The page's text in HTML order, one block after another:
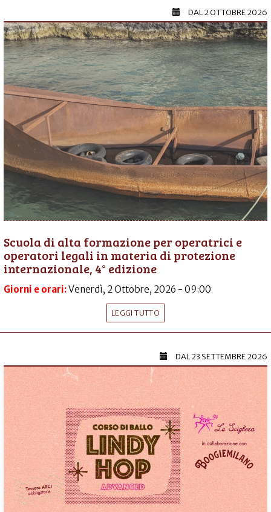
DAL2 OTTOBRE 2026
Scuola di alta formazione per operatrici e
operatori legali in materia di protezione
internazionale, 4° edizione
Giorni e orari:Venerdì, 2 Ottobre, 2026 - 09:00
LEGGI TUTTO
DAL23 SETTEMBRE 2026